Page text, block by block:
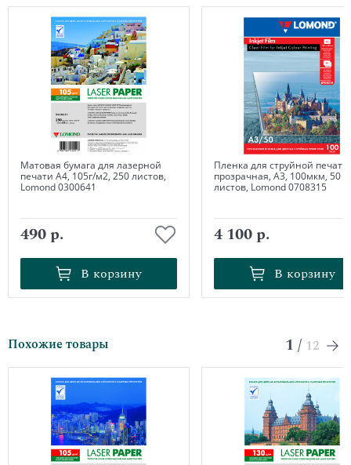
Матовая бумага для лазерной
печати А4, 105г/м2, 250 листов,
Lomond 0300641
490 р.
В корзину
В корзину
Пленка для струйной печати
прозрачная, А3, 100мкм, 50
листов, Lomond 0708315
4 100 р.
В корзину
В корзину
Похожие товары 1 / 12